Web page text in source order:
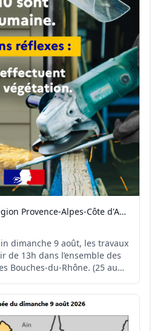
Préfet de la région Provence-Alpes-Côte d'Azur
dimanche 9 août, les travaux
de 13h dans l’ensemble des
Bouches-du-Rhône. (25 au
sur place d’un dispositif de
prévention et d’extinction adapté. 🔥☎️En...